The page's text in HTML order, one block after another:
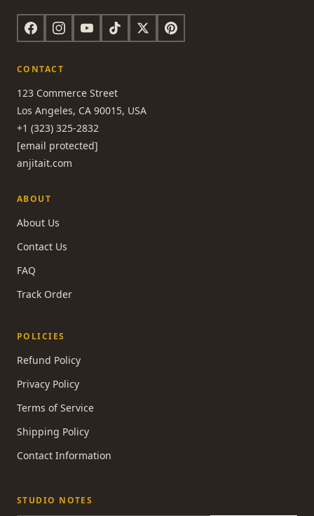
CONTACT
123 Commerce Street
Los Angeles, CA 90015, USA
+1 (323) 325-2832
[email protected]
anjitait.com
ABOUT
About Us
Contact Us
FAQ
Track Order
POLICIES
Refund Policy
Privacy Policy
Terms of Service
Shipping Policy
Contact Information
STUDIO NOTES